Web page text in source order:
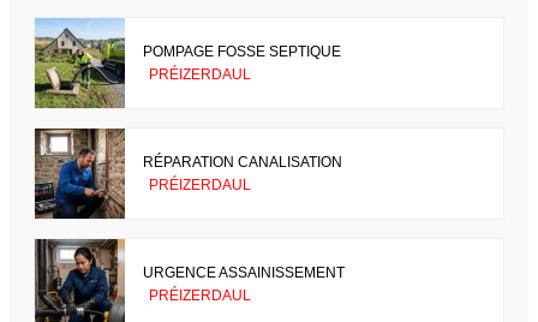
POMPAGE FOSSE SEPTIQUE
PRÉIZERDAUL
RÉPARATION CANALISATION
PRÉIZERDAUL
URGENCE ASSAINISSEMENT
PRÉIZERDAUL